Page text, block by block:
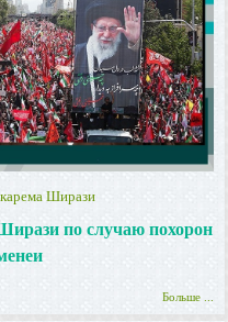
Ширази
по случаю похорон
Больше ...